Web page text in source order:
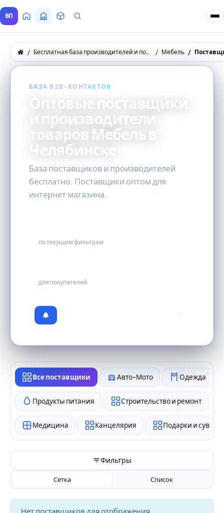
ВП ГлавнаяВсе Поставщики
ТоварыЗапросы покупателей
Бесплатная база производителей и поставщиков товаров оптом Мебель
БАЗА B2B-КОНТАКТОВ
Оптовые поставщики
и производители
товаров Мебель в
Челябинске
База поставщиков и производителей
бесплатно. Поставщики оптом для
интернет магазина.
по текущим фильтрам
для покупателей
1
Все поставщики Авто-Мото Одежда
Продукты питания Строительство и ремонт
Медицина Канцелярия Подарки и
Фильтры
Сетка Список
Нет поставщиков для отображения